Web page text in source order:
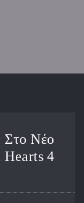
Νέο
4